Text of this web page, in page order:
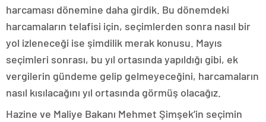
harcaması dönemine daha girdik. Bu dönemdeki
harcamaların telafisi için, seçimlerden sonra nasıl bir
yol izleneceği ise şimdilik merak konusu. Mayıs
seçimleri sonrası, bu yıl ortasında yapıldığı gibi, ek
vergilerin gündeme gelip gelmeyeceğini, harcamaların
nasıl kısılacağını yıl ortasında görmüş olacağız.
Hazine ve Maliye Bakanı Mehmet Şimşek’in seçimin